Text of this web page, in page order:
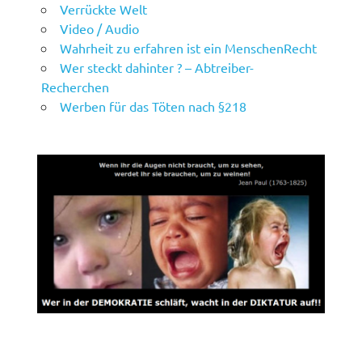
Verrückte Welt
Video / Audio
Wahrheit zu erfahren ist ein MenschenRecht
Wer steckt dahinter ? – Abtreiber-
Recherchen
Werben für das Töten nach §218